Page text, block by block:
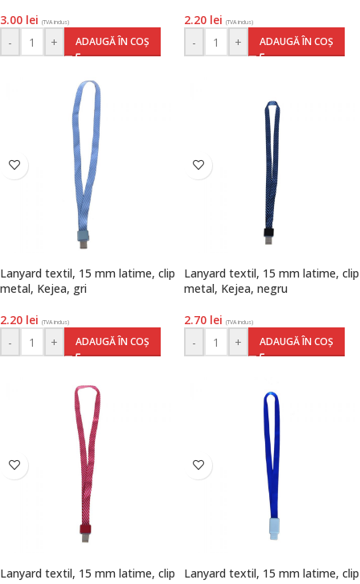
3.00 lei (TVA inclus)
- + ADAUGĂ ÎN COȘ
2.20 lei (TVA inclus)
- + ADAUGĂ ÎN COȘ
Lanyard textil, 15 mm latime, clip
metal, Kejea, gri
2.20 lei (TVA inclus)
- + ADAUGĂ ÎN COȘ
Lanyard textil, 15 mm latime, clip
metal, Kejea, negru
2.70 lei (TVA inclus)
- + ADAUGĂ ÎN COȘ
Lanyard textil, 15 mm latime, clip
Lanyard textil, 15 mm latime, clip